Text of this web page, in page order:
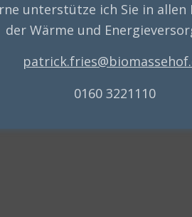
unterstütze ich Sie in allen
der Wärme und
0160 3221110